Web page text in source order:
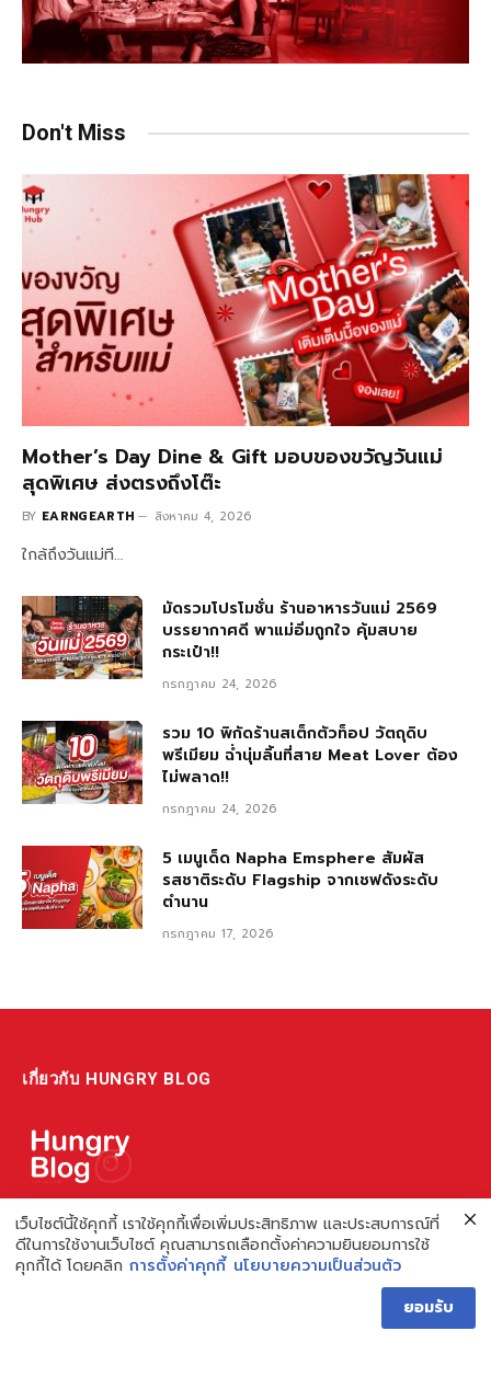
Don't Miss
Mother’s Day Dine & Gift มอบของขวัญวันแม่
สุดพิเศษ ส่งตรงถึงโต๊ะ
BY EARNGEARTH สิงหาคม 4, 2026
ใกล้ถึงวันแม่ที…
มัดรวมโปรโมชั่น ร้านอาหารวันแม่ 2569
บรรยากาศดี พาแม่อิ่มถูกใจ คุ้มสบาย
กระเป๋า!!
กรกฎาคม 24, 2026
รวม 10 พิกัดร้านสเต็กตัวท็อป วัตถุดิบ
พรีเมียม ฉ่ำนุ่มลิ้นที่สาย Meat Lover ต้อง
ไม่พลาด!!
กรกฎาคม 24, 2026
5 เมนูเด็ด Napha Emsphere สัมผัส
รสชาติระดับ Flagship จากเชฟดังระดับ
ตำนาน
กรกฎาคม 17, 2026
เกี่ยวกับ HUNGRY BLOG
แหล่งรวมข้อมูล ข่าวสาร เกี่ยวกับร้านอาหารและเรื่องกิน ไม่ว่าจะเป็น
รีวิว ชี้เป้า รวมถึงความรู้ต่างๆ ที่เราอยากแชร์!
ไม่พอ เรายังมีความรู้เกี่ยวกับการทำร้านอาหาร เพื่อผู้ประกอบการ ที่
เว็บไซต์นี้ใช้คุกกี้ เราใช้คุกกี้เพื่อเพิ่มประสิทธิภาพ และประสบการณ์ที่
ดีในการใช้งานเว็บไซต์ คุณสามารถเลือกตั้งค่าความยินยอมการใช้
คุกกี้ได้ โดยคลิก การตั้งค่าคุกกี้ นโยบายความเป็นส่วนตัว
ยอมรับ